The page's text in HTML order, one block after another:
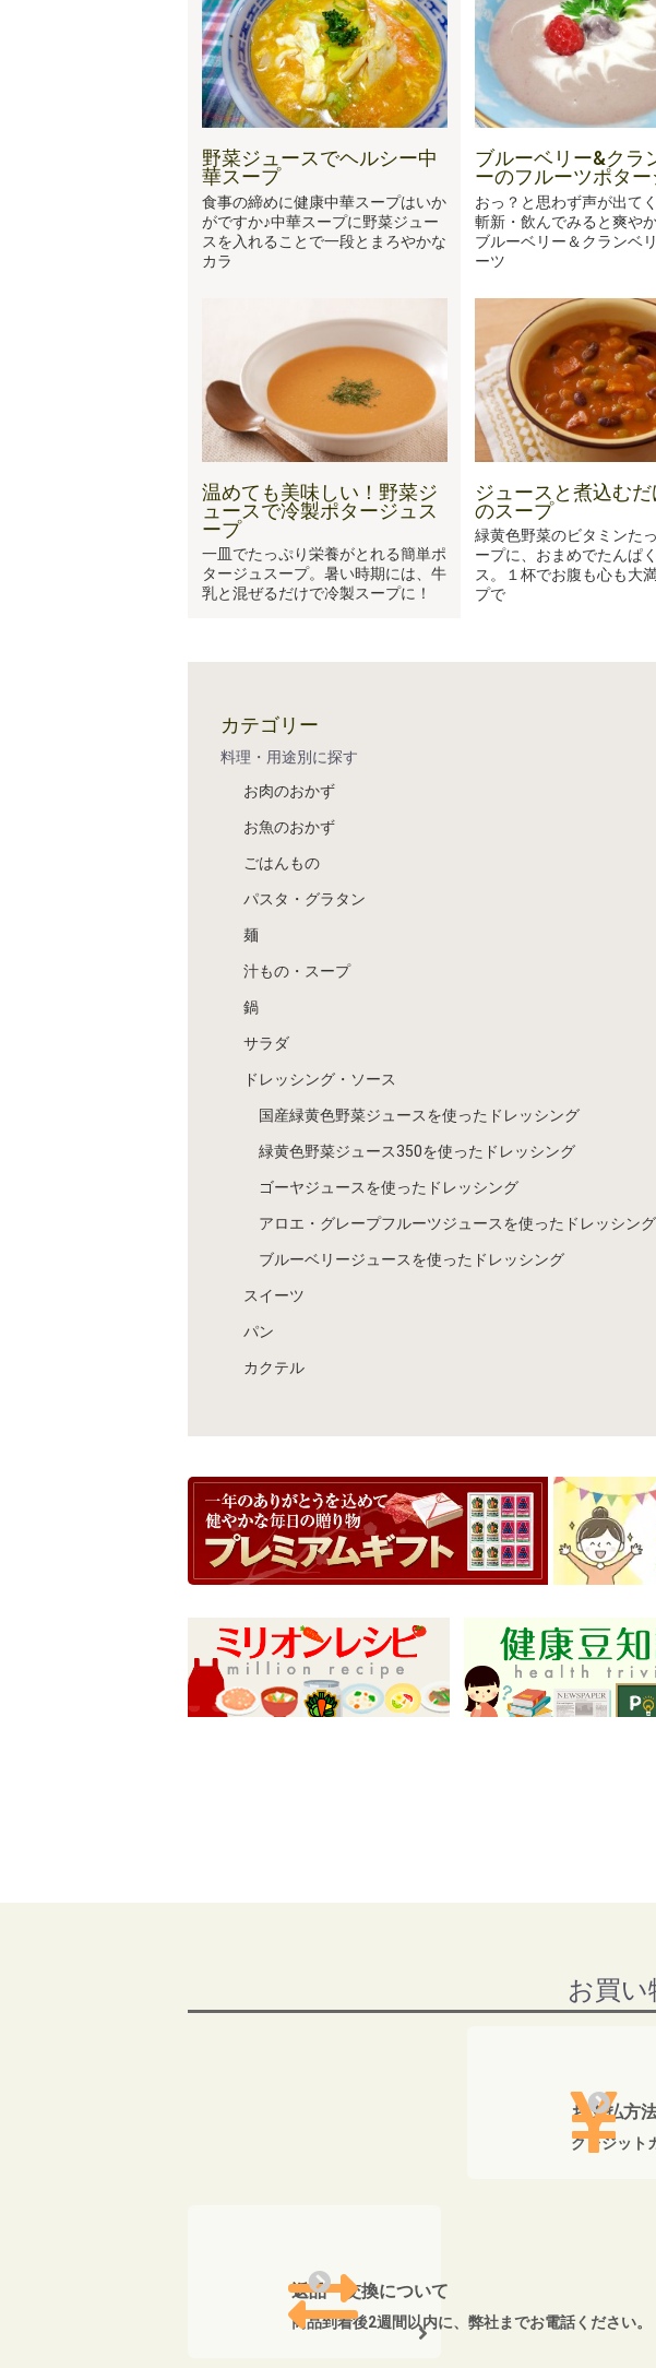
野菜ジュースでヘルシー中
華スープ
食事の締めに健康中華スープはいか
がですか♪中華スープに野菜ジュー
スを入れることで一段とまろやかな
カラ
ブルーベリー&クラ
ーのフルーツポター
おっ？と思わず声が出て
斬新・飲んでみると爽や
ブルーベリー＆クランベ
ーツ
温めても美味しい！野菜ジ
ュースで冷製ポタージュス
ープ
一皿でたっぷり栄養がとれる簡単ポ
タージュスープ。暑い時期には、牛
乳と混ぜるだけで冷製スープに！
ジュースと煮込むだ
のスープ
緑黄色野菜のビタミンた
ープに、おまめでたんぱ
ス。１杯でお腹も心も大
プで
カテゴリー
料理・用途別に探す
お肉のおかず
お魚のおかず
ごはんもの
パスタ・グラタン
麺
汁もの・スープ
鍋
サラダ
ドレッシング・ソース
国産緑黄色野菜ジュースを使ったドレッシング
緑黄色野菜ジュース350を使ったドレッシング
ゴーヤジュースを使ったドレッシング
アロエ・グレープフルーツジュースを使ったドレッシング
ブルーベリージュースを使ったドレッシング
スイーツ
パン
カクテル
お買い
お支払方
クレジット
返品・交換について
商品到着後2週間以内に、弊社までお電話ください。